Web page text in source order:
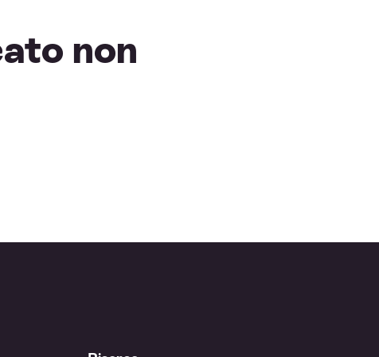
non